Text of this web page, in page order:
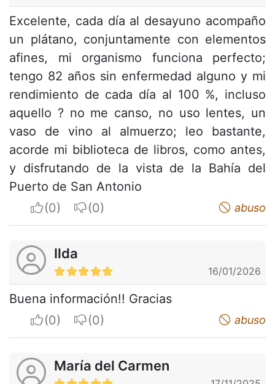
Excelente, cada día al desayuno acompaño
un plátano, conjuntamente con elementos
afines, mi organismo funciona perfecto;
tengo 82 años sin enfermedad alguno y mi
rendimiento de cada día al 100 %, incluso
aquello ? no me canso, no uso lentes, un
vaso de vino al almuerzo; leo bastante,
acorde mi biblioteca de libros, como antes,
y disfrutando de la vista de la Bahía del
Puerto de San Antonio
I apreciateI do not appreciate abuso
Ilda
16/01/2026
Buena información!! Gracias
I apreciateI do not appreciate abuso
María del Carmen